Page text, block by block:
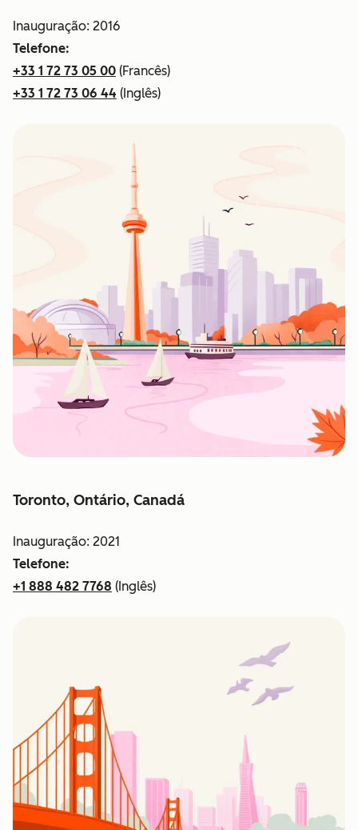
Inauguração: 2016
Telefone:
+33 1 72 73 05 00 (Francês)
+33 1 72 73 06 44 (Inglês)
Toronto, Ontário, Canadá
Inauguração: 2021
Telefone:
+1 888 482 7768 (Inglês)